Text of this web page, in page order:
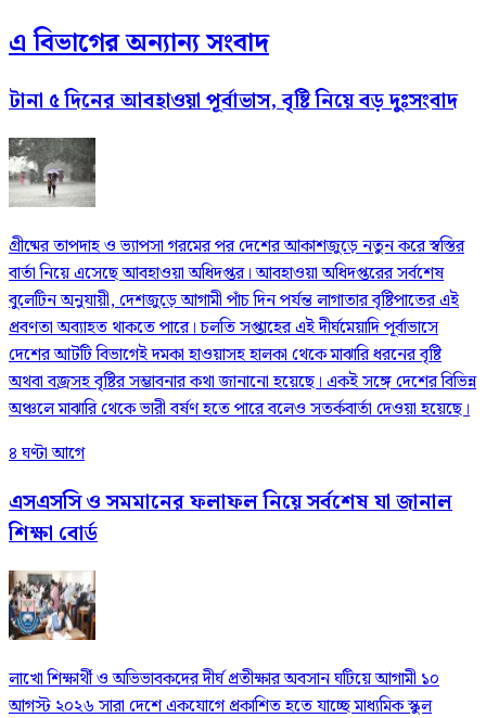
এ বিভাগের অন্যান্য সংবাদ
টানা ৫ দিনের আবহাওয়া পূর্বাভাস, বৃষ্টি নিয়ে বড় দুঃসংবাদ
গ্রীষ্মের তাপদাহ ও ভ্যাপসা গরমের পর দেশের আকাশজুড়ে নতুন করে স্বস্তির
বার্তা নিয়ে এসেছে আবহাওয়া অধিদপ্তর। আবহাওয়া অধিদপ্তরের সর্বশেষ
বুলেটিন অনুযায়ী, দেশজুড়ে আগামী পাঁচ দিন পর্যন্ত লাগাতার বৃষ্টিপাতের এই
প্রবণতা অব্যাহত থাকতে পারে। চলতি সপ্তাহের এই দীর্ঘমেয়াদি পূর্বাভাসে
দেশের আটটি বিভাগেই দমকা হাওয়াসহ হালকা থেকে মাঝারি ধরনের বৃষ্টি
অথবা বজ্রসহ বৃষ্টির সম্ভাবনার কথা জানানো হয়েছে। একই সঙ্গে দেশের বিভিন্ন
অঞ্চলে মাঝারি থেকে ভারী বর্ষণ হতে পারে বলেও সতর্কবার্তা দেওয়া হয়েছে।
৪ ঘণ্টা আগে
এসএসসি ও সমমানের ফলাফল নিয়ে সর্বশেষ যা জানাল
শিক্ষা বোর্ড
লাখো শিক্ষার্থী ও অভিভাবকদের দীর্ঘ প্রতীক্ষার অবসান ঘটিয়ে আগামী ১০
আগস্ট ২০২৬ সারা দেশে একযোগে প্রকাশিত হতে যাচ্ছে মাধ্যমিক স্কুল